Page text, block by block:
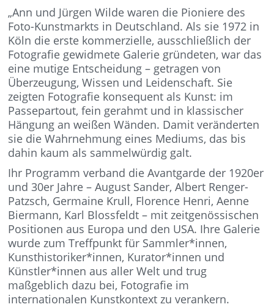
„Ann und Jürgen Wilde waren die Pioniere des
Foto-Kunstmarkts in Deutschland. Als sie 1972 in
Köln die erste kommerzielle, ausschließlich der
Fotografie gewidmete Galerie gründeten, war das
eine mutige Entscheidung – getragen von
Überzeugung, Wissen und Leidenschaft. Sie
zeigten Fotografie konsequent als Kunst: im
Passepartout, fein gerahmt und in klassischer
Hängung an weißen Wänden. Damit veränderten
sie die Wahrnehmung eines Mediums, das bis
dahin kaum als sammelwürdig galt.
Ihr Programm verband die Avantgarde der 1920er
und 30er Jahre – August Sander, Albert Renger-
Patzsch, Germaine Krull, Florence Henri, Aenne
Biermann, Karl Blossfeldt – mit zeitgenössischen
Positionen aus Europa und den USA. Ihre Galerie
wurde zum Treffpunkt für Sammler*innen,
Kunsthistoriker*innen, Kurator*innen und
Künstler*innen aus aller Welt und trug
maßgeblich dazu bei, Fotografie im
internationalen Kunstkontext zu verankern.